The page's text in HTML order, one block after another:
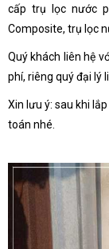
cấp trụ lọc nước
Composite, trụ lọc
Quý khách liên hệ
phí, riêng quý đại lý
Xin lưu ý: sau khi
toán nhé.